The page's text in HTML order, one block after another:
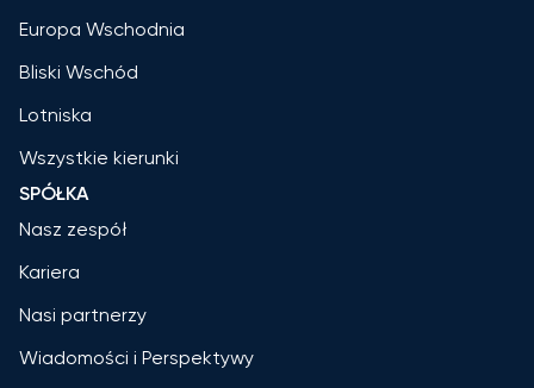
Europa Wschodnia
Bliski Wschód
Lotniska
Wszystkie kierunki
SPÓŁKA
Nasz zespół
Kariera
Nasi partnerzy
Wiadomości i Perspektywy